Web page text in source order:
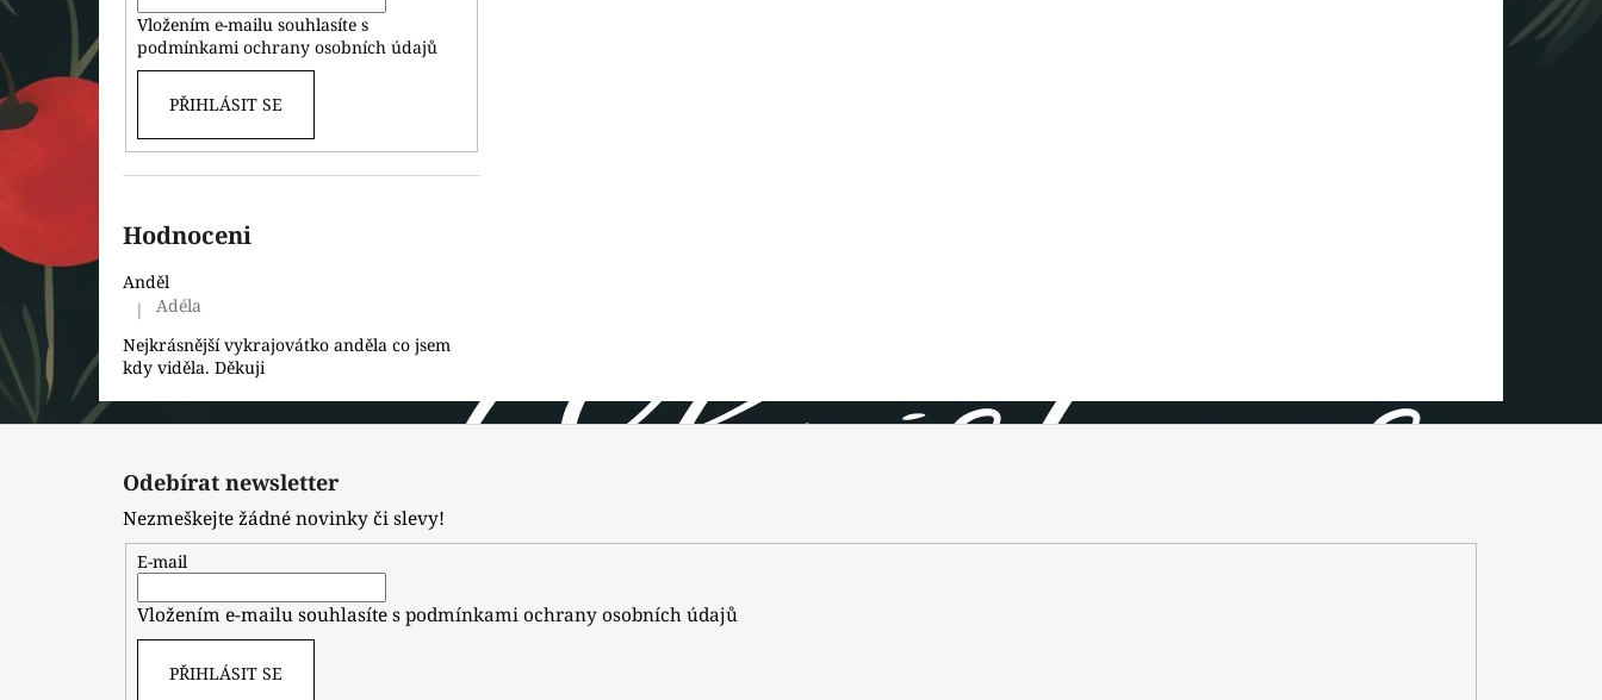
Vložením e-mailu souhlasíte s
podmínkami ochrany osobních údajů
PŘIHLÁSIT SE
Hodnoceni
Anděl
Hodnocení produktu je 5 z 5 hvězdiček.
|
Adéla
Nejkrásnější vykrajovátko anděla co jsem
kdy viděla. Děkuji
Odebírat newsletter
Nezmeškejte žádné novinky či slevy!
E-mail
Vložením e-mailu souhlasíte spodmínkami ochrany osobních údajů
PŘIHLÁSIT SE